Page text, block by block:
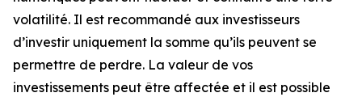
volatilité. Il est recommandé aux investisseurs
d’investir uniquement la somme qu’ils peuvent se
permettre de perdre. La valeur de vos
investissements peut être affectée et il est possible